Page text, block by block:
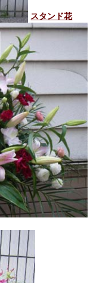
スタンド花